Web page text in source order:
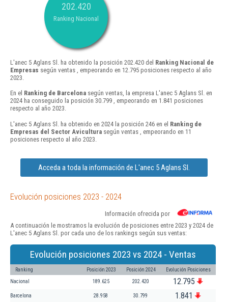
202.420
Ranking Nacional
L'anec 5 Aglans Sl. ha obtenido la posición 202.420 del Ranking Nacional de
Empresas según ventas , empeorando en 12.795 posiciones respecto al año
2023.
En el Ranking de Barcelona según ventas, la empresa L'anec 5 Aglans Sl. en
2024 ha conseguido la posición 30.799 , empeorando en 1.841 posiciones
respecto al año 2023.
L'anec 5 Aglans Sl. ha obtenido en 2024 la posición 246 en el Ranking de
Empresas del Sector Avicultura según ventas , empeorando en 11
posiciones respecto al año 2023.
Acceda a toda la información de L'anec 5 Aglans Sl.
Evolución posiciones 2023 - 2024
Información ofrecida por
A continuación le mostramos la evolución de posiciones entre 2023 y 2024 de
L'anec 5 Aglans Sl. por cada uno de los rankings según sus ventas:
Evolución posiciones 2023 vs 2024 - Ventas
Ranking Posición 2023 Posición 2024 Evolución Posiciones
Nacional 189.625 202.420 12.795
Barcelona 28.958 30.799 1.841